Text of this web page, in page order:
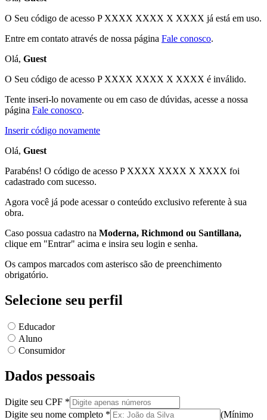
O Seu código de acesso P XXXX XXXX X XXXX já está em uso.
Entre em contato através de nossa página Fale conosco.
Olá, Guest
O Seu código de acesso P XXXX XXXX X XXXX é inválido.
Tente inseri-lo novamente ou em caso de dúvidas, acesse a nossa
página Fale conosco.
Inserir código novamente
Olá, Guest
Parabéns! O código de acesso P XXXX XXXX X XXXX foi
cadastrado com sucesso.
Agora você já pode acessar o conteúdo exclusivo referente à sua
obra.
Caso possua cadastro na Moderna, Richmond ou Santillana,
clique em "Entrar" acima e insira seu login e senha.
Os campos marcados com asterisco são de preenchimento
obrigatório.
Selecione seu perfil
Educador
Aluno
Consumidor
Dados pessoais
Digite seu CPF *
Digite seu nome completo * (Mínimo